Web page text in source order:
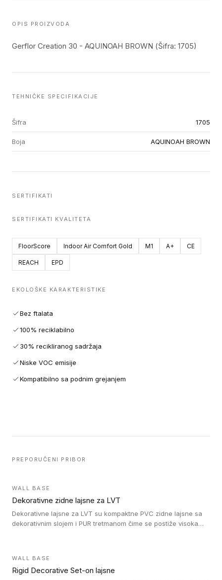
OPIS PROIZVODA
Gerflor Creation 30 - AQUINOAH BROWN (Šifra: 1705)
TEHNIČKE SPECIFIKACIJE
Šifra 1705
Boja AQUINOAH BROWN
SERTIFIKATI
SERTIFIKATI KVALITETA
FloorScore Indoor Air Comfort Gold M1 A+ CE
REACH EPD
EKOLOŠKE KARAKTERISTIKE
Bez ftalata
100% reciklabilno
30% recikliranog sadržaja
Niske VOC emisije
Kompatibilno sa podnim grejanjem
PREPORUČENI PRIBOR
WALL BASE
Dekorativne zidne lajsne za LVT
Dekorativne lajsne za LVT su kompaktne PVC zidne lajsne sa
dekorativnim slojem i PUR tretmanom čime se postiže visoka
WALL BASE
Rigid Decorative Set-on lajsne